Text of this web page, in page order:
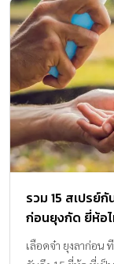
รวม 15 สเปรย์
ก่อนยุงกัด ยี่ห้อ
เลือดจ๋า ยุงลาก่อน